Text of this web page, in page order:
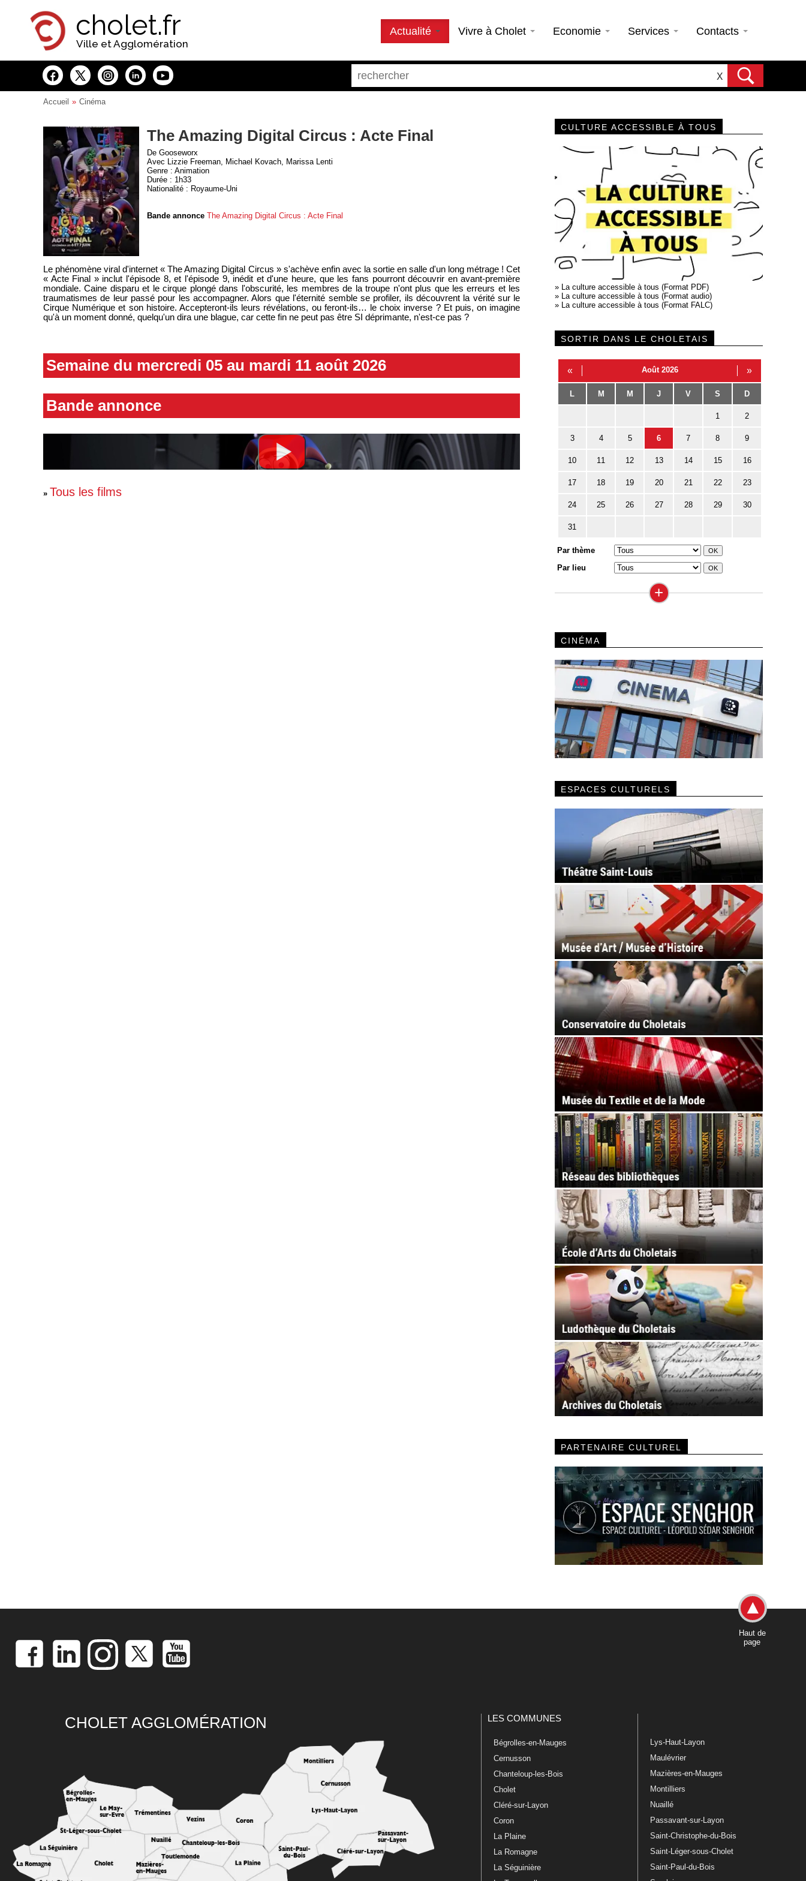
cholet.fr
Ville et Agglomération
Actualité Vivre à Cholet Economie Services Contacts
X
Accueil Cinéma
The Amazing Digital Circus : Acte Final
De Gooseworx
Avec Lizzie Freeman, Michael Kovach, Marissa Lenti
Genre : Animation
Durée : 1h33
Nationalité : Royaume-Uni
Bande annonce The Amazing Digital Circus : Acte Final
Le phénomène viral d'internet « The Amazing Digital Circus » s'achève enfin avec la sortie en salle d'un long métrage ! Cet
« Acte Final » inclut l'épisode 8, et l'épisode 9, inédit et d'une heure, que les fans pourront découvrir en avant-première
mondiale. Caine disparu et le cirque plongé dans l'obscurité, les membres de la troupe n'ont plus que les erreurs et les
traumatismes de leur passé pour les accompagner. Alors que l'éternité semble se profiler, ils découvrent la vérité sur le
Cirque Numérique et son histoire. Accepteront-ils leurs révélations, ou feront-ils… le choix inverse ? Et puis, on imagine
qu'à un moment donné, quelqu'un dira une blague, car cette fin ne peut pas être SI déprimante, n'est-ce pas ?
Semaine du mercredi 05 au mardi 11 août 2026
Bande annonce
» Tous les films
CULTURE ACCESSIBLE À TOUS
» La culture accessible à tous (Format PDF)
» La culture accessible à tous (Format audio)
» La culture accessible à tous (Format FALC)
SORTIR DANS LE CHOLETAIS
« Août 2026 »
L M M J V S D
1 2
3 4 5 6 7 8 9
10 11 12 13 14 15 16
17 18 19 20 21 22 23
24 25 26 27 28 29 30
31
Par thème
Par lieu
+
CINÉMA
ESPACES CULTURELS
PARTENAIRE CULTUREL
Haut de
page
CHOLET AGGLOMÉRATION LES COMMUNES
Bégrolles-en-Mauges
Cernusson
Chanteloup-les-Bois
Cholet
Cléré-sur-Layon
Coron
La Plaine
La Romagne
La Séguinière
Lys-Haut-Layon
Maulévrier
Mazières-en-Mauges
Montilliers
Nuaillé
Passavant-sur-Layon
Saint-Christophe-du-Bois
Saint-Léger-sous-Cholet
Saint-Paul-du-Bois